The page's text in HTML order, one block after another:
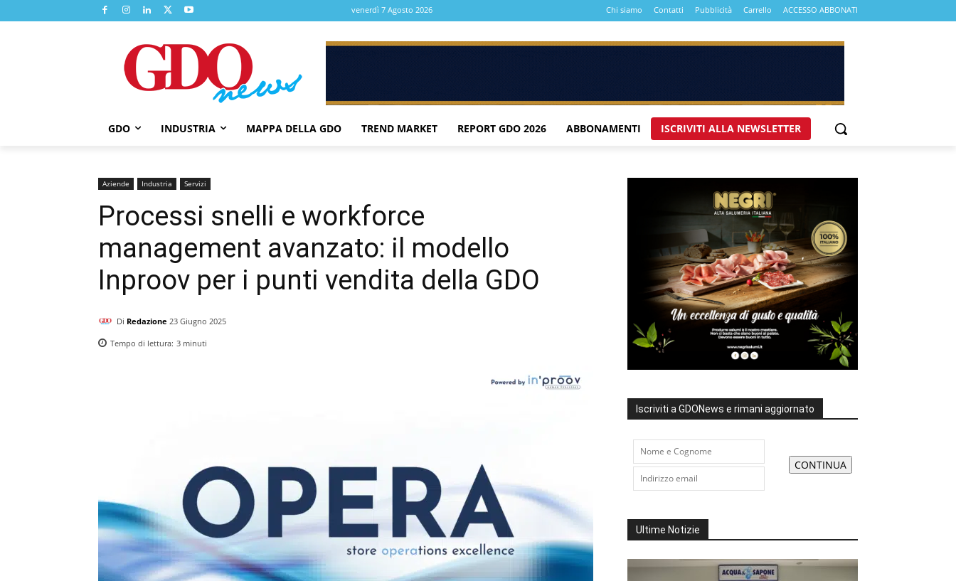
venerdì 7 Agosto 2026 Chi siamo Contatti Pubblicità Carrello ACCESSO ABBONATI
GDO INDUSTRIA MAPPA DELLA GDO TREND MARKET REPORT GDO 2026 ABBONAMENTI ISCRIVITI ALLA NEWSLETTER
Aziende Industria Servizi
Processi snelli e workforce
management avanzato: il modello
Inproov per i punti vendita della GDO
Di Redazione 23 Giugno 2025
Tempo di lettura: 3 minuti
Iscriviti a GDONews e rimani aggiornato
Ultime Notizie